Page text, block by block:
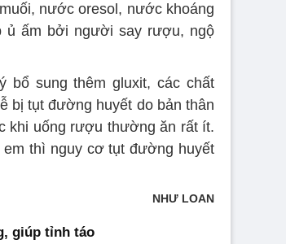
nước oresol, nước khoáng
ủ ấm bởi người say rượu, ngộ
bổ sung thêm gluxit, các chất
bị tụt đường huyết do bản thân
khi uống rượu thường ăn rất ít.
thì nguy cơ tụt đường huyết
NHƯ LOAN
giúp tỉnh táo